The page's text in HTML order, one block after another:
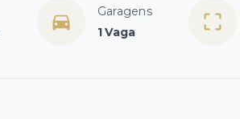
Garagens
1 Vaga